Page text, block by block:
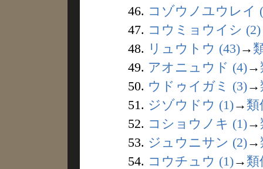
46. コゾウノユウレイ
47. コウミョウイシ (2)
48. リュウトウ (43)→
49. アオニュウド (4)→
50. ウドゥイガミ (3)→
51. ジゾウドウ (1)→ 類
52. コショウノキ (1)→
53. ジュウニサン (2)→
54. コウチュウ (1)→ 類